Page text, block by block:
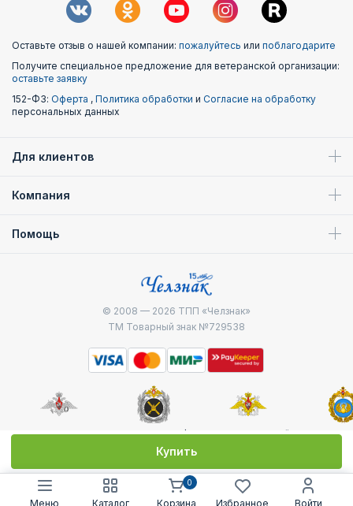
Купить
Оставьте отзыв о нашей компании: пожалуйтесь или поблагодарите
Получите специальное предложение для ветеранской организации:
оставьте заявку
152-ФЗ: Оферта , Политика обработки и Согласие на обработку
персональных данных
Для клиентов
Компания
Помощь
© 2008 — 2026 ТПП «Челзнак»
ТМ Товарный знак №729538
Министерство
Генштаб ВС РФ
Военно-морской
Меню Каталог Корзина
0
Избранное Войти